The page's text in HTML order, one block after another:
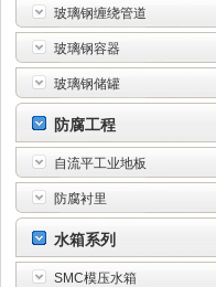
玻璃钢缠绕管道
玻璃钢容器
玻璃钢储罐
防腐工程
自流平工业地板
防腐衬里
水箱系列
SMC模压水箱